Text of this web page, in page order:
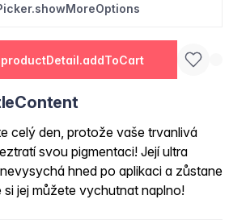
productDetail.addToCart
celý den, protože vaše trvanlivá
svou pigmentaci! Její ultra
hned po aplikaci a zůstane
jej můžete vychutnat naplno!